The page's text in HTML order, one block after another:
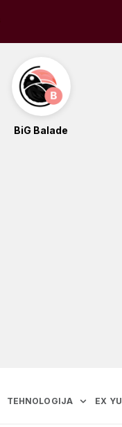
BiG Balade
TEHNOLOGIJA EX YU